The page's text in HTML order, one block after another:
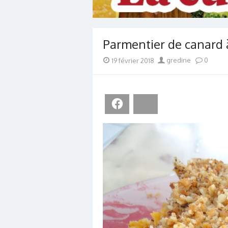
Parmentier de canard
Posted
19 février 2018 Author
gredine 0